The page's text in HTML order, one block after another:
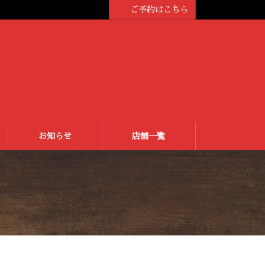
ご予約はこちら
お知らせ 店舗一覧